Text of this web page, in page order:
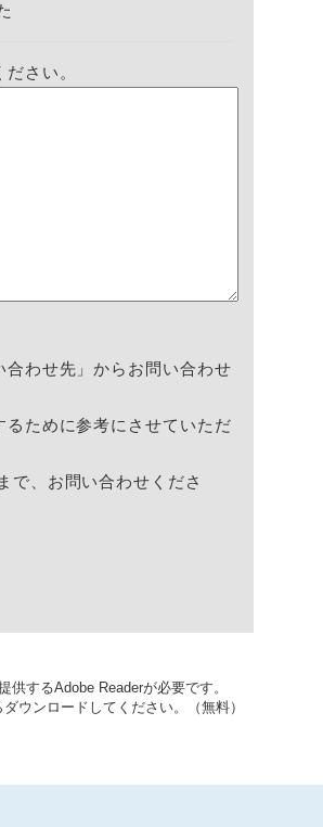
さい。
わせ先」からお問い合わせ
ために参考にさせていただ
まで、お問い合わせくださ
するAdobe Readerが必要です。
ウンロードしてください。（無料）